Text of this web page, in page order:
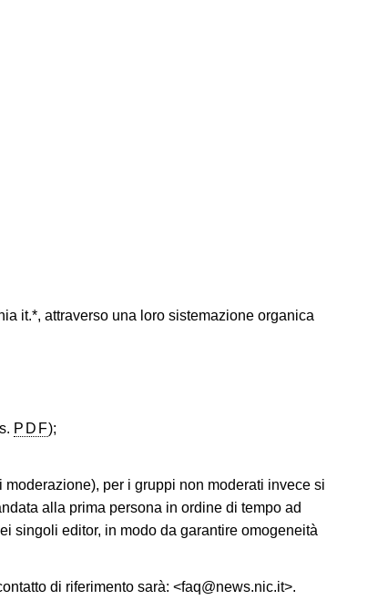
it.*, attraverso una loro sistemazione organica
PDF);
per i gruppi non moderati invece si
alla prima persona in ordine di tempo ad
singoli editor, in modo da garantire omogeneità
di riferimento sarà: <faq@news.nic.it>.